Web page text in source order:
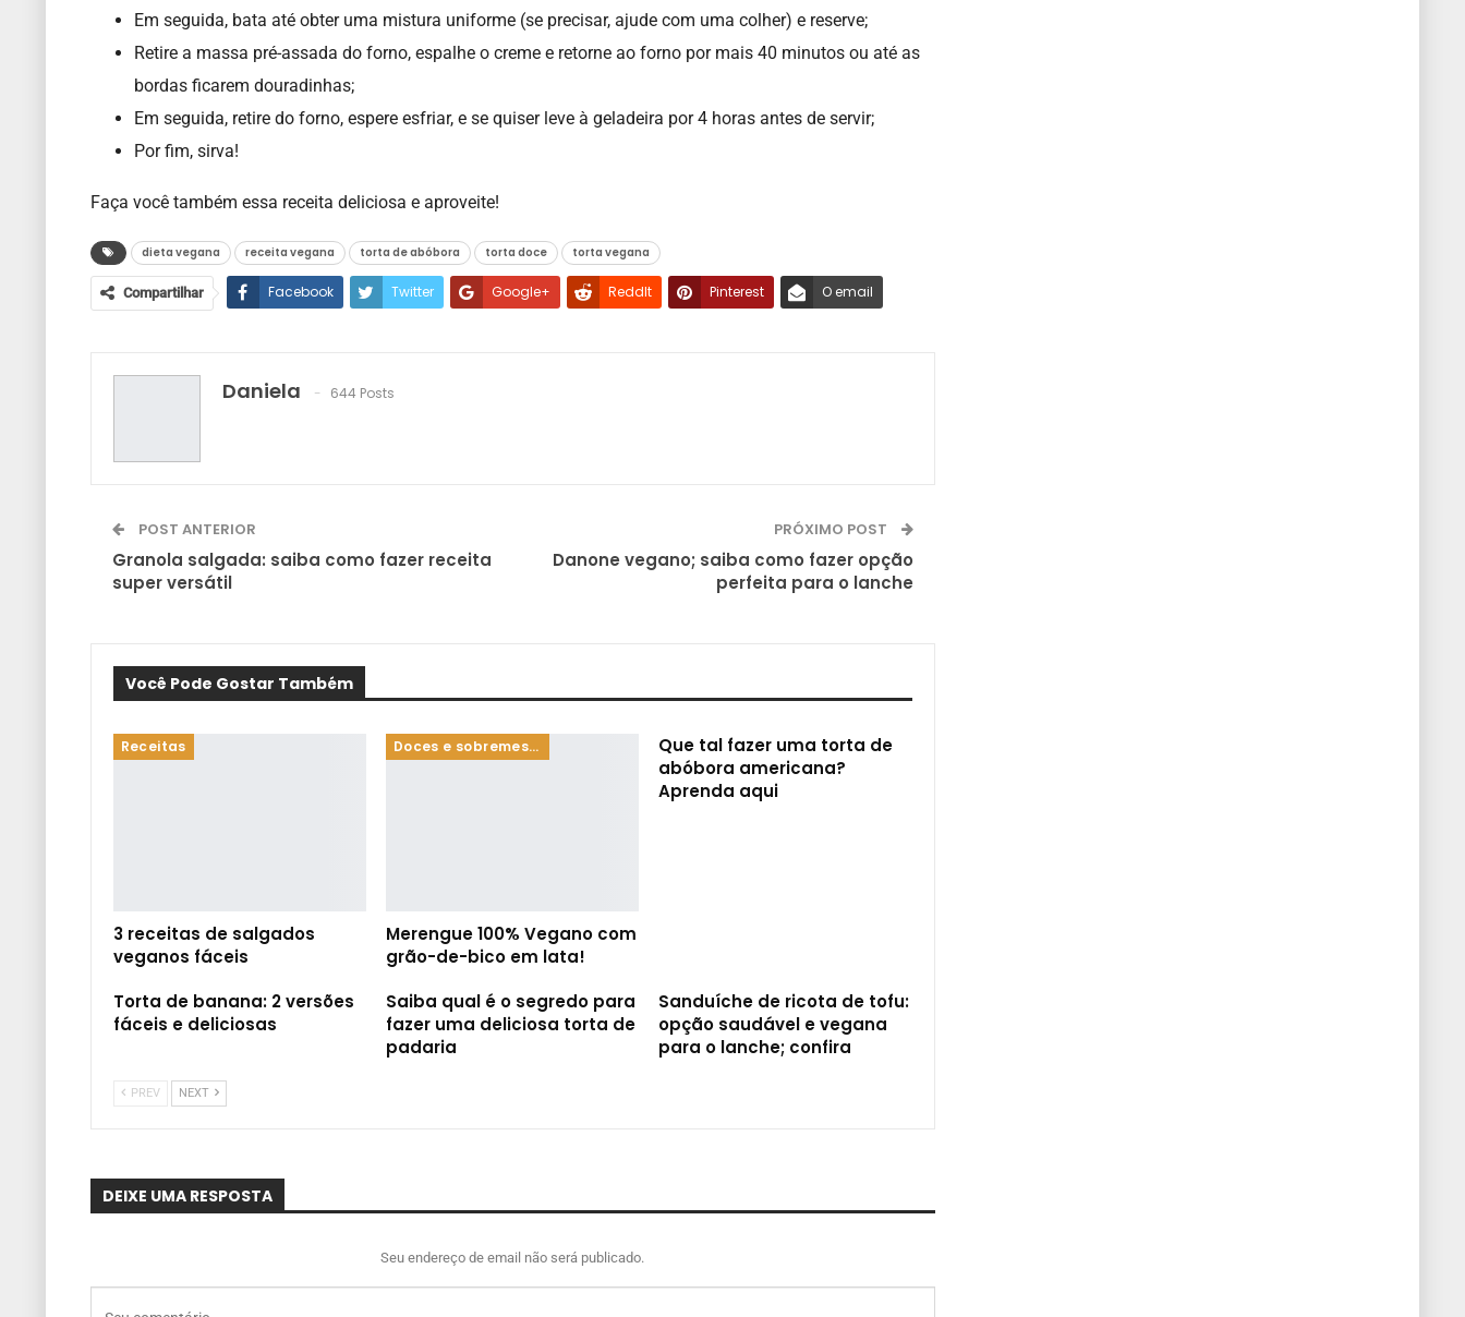
Em seguida, bata até obter uma mistura uniforme (se precisar, ajude com uma colher) e reserve;
Retire a massa pré-assada do forno, espalhe o creme e retorne ao forno por mais 40 minutos ou até as
bordas ficarem douradinhas;
Em seguida, retire do forno, espere esfriar, e se quiser leve à geladeira por 4 horas antes de servir;
Por fim, sirva!
Faça você também essa receita deliciosa e aproveite!
dieta vegana receita vegana torta de abóbora torta doce torta vegana
Compartilhar Facebook Twitter Google+ ReddIt Pinterest O email
Daniela 644 Posts
POST ANTERIOR
Granola salgada: saiba como fazer receita
super versátil
PRÓXIMO POST
Danone vegano; saiba como fazer opção
perfeita para o lanche
Você Pode Gostar Também
Receitas
3 receitas de salgados
veganos fáceis
Doces e sobremesas
Merengue 100% Vegano com
grão-de-bico em lata!
Que tal fazer uma torta de
abóbora americana?
Aprenda aqui
Torta de banana: 2 versões
fáceis e deliciosas
Saiba qual é o segredo para
fazer uma deliciosa torta de
padaria
Sanduíche de ricota de tofu:
opção saudável e vegana
para o lanche; confira
PREV NEXT
DEIXE UMA RESPOSTA
Seu endereço de email não será publicado.